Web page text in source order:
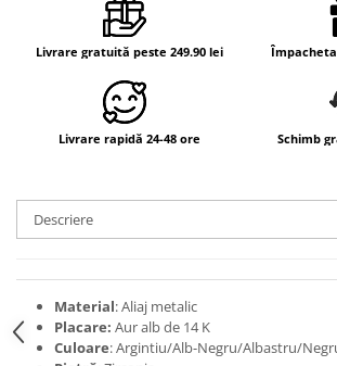
Livrare gratuită peste 249.90 lei
Livrare rapidă 24-48 ore Schimb
Descriere
Material: Aliaj metalic
Placare: Aur alb de 14 K
Culoare: Argintiu/Alb-Negru/Albastru/